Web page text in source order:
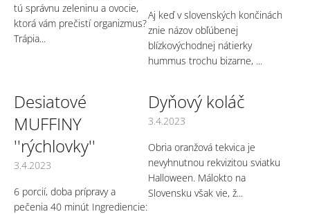
tú správnu zeleninu a ovocie,
ktorá vám prečistí organizmus?
Trápia...
Aj keď v slovenských končinách
znie názov obľúbenej
blízkovýchodnej nátierky
hummus trochu bizarne, ...
Desiatové
MUFFINY
''rýchlovky''
3.4.2023
6 porcií, doba prípravy a
pečenia 40 minút Ingrediencie:
Dyňový koláč
3.4.2023
Obria oranžová tekvica je
nevyhnutnou rekvizitou sviatku
Halloween. Málokto na
Slovensku však vie, ž...